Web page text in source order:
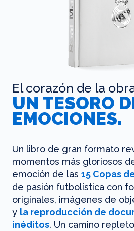
El corazón de la
UN TESORO
EMOCIONES.
Un libro de gran formato
momentos más gloriosos
emoción de las 15 Copas
de pasión futbolística con
originales, imágenes de
y la reproducción de
inéditos. Un camino